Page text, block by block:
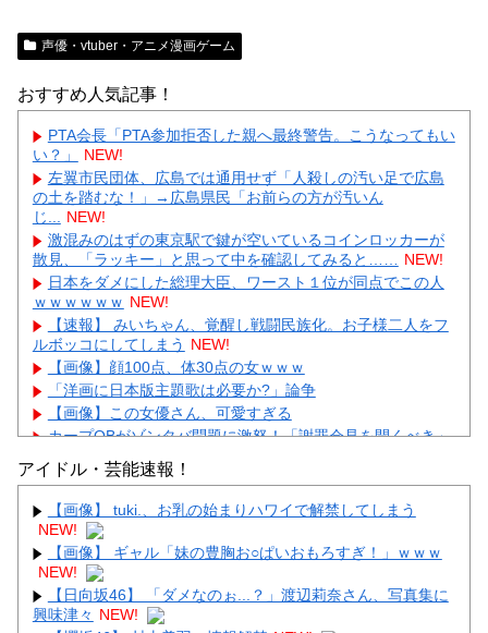
声優・vtuber・アニメ漫画ゲーム
おすすめ人気記事！
PTA会長「PTA参加拒否した親へ最終警告。こうなってもい
い？」
NEW!
左翼市民団体、広島では通用せず「人殺しの汚い足で広島
の土を踏むな！」→広島県民「お前らの方が汚いん
じ...
NEW!
激混みのはずの東京駅で鍵が空いているコインロッカーが
散見、「ラッキー」と思って中を確認してみると……
NEW!
日本をダメにした総理大臣、ワースト１位が同点でこの人
ｗｗｗｗｗｗ NEW!
【速報】 みいちゃん、覚醒し戦闘民族化。お子様二人をフ
ルボッコにしてしまう NEW!
【画像】顔100点、体30点の女ｗｗｗ
「洋画に日本版主題歌は必要か?」論争
【画像】この女優さん、可愛すぎる
カープOBがゾンタバ問題に激怒！「謝罪会見を開くべき」
【画像】顔100点、体30点の女ｗｗｗ
Powered by livedoor 相互RSS
アイドル・芸能速報！
【画像】 tuki.、お乳の始まりハワイで解禁してしまう
NEW!
【画像】 ギャル「妹の豊胸お○ぱいおもろすぎ！」ｗｗｗ
NEW!
【日向坂46】 「ダメなのぉ...？」渡辺莉奈さん、写真集に
興味津々 NEW!